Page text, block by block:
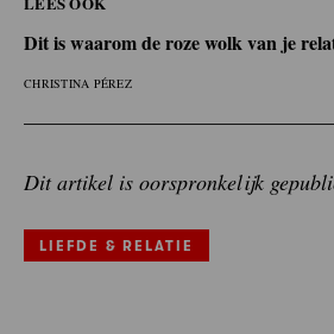
Dit is waarom de roze wolk van je
CHRISTINA PÉREZ
Dit artikel is oorspronkelijk
LIEFDE & RELATIE